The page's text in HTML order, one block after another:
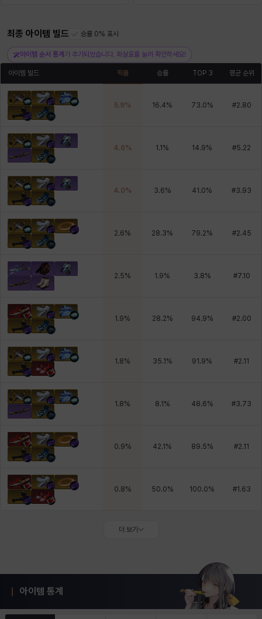
헤이즈 헨리 현우
최종 아이템 빌드 승률 0% 표시
아이템 순서 통계 가 추가되었습니다. 화살표를 눌러 확인하세요!
아이템 빌드 픽률 승률 TOP 3 평균 순위
5.9% 16.4% 73.0% #2.80
4.6% 1.1 % 14.9% #5.22
4.0% 3.6% 41.0% #3.93
2.6% 28.3% 79.2% #2.45
2.5% 1.9% 3.8% #7.10
1.9% 28.2% 94.9% #2.00
1.8% 35.1 % 91.9% #2.11
1.8% 8.1 % 48.6% #3.73
0.9% 42.1 % 89.5% #2.11
0.8% 50.0% 100.0% #1.63
더 보기
아이템 통계